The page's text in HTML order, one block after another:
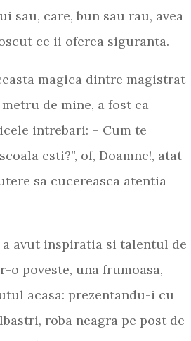
sau, care, bun sau rau, avea
ce ii oferea siguranta.
magica dintre magistrat
de mine, a fost ca
intrebari: – Cum te
esti?”, of, Doamne!, atat
sa cucereasca atentia
a avut inspiratia si talentul de
poveste, una frumoasa,
acasa: prezentandu-i cu
roba neagra pe post de